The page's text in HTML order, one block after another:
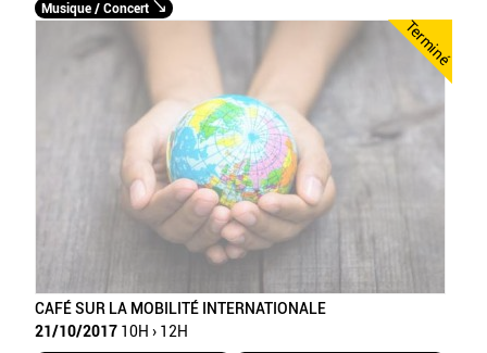
Musique / Concert
Terminé
CAFÉ SUR LA MOBILITÉ INTERNATIONALE
21/10/2017 10H › 12H